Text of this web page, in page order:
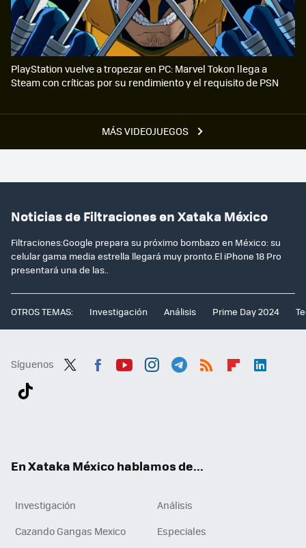
MÁS VIDEOJUEGOS
PlayStation vuelve a tropezar en PC: Marvel Tokon llega a
Steam con críticas por su rendimiento y el requisito de PSN
Noticias de Filtraciones en Xataka México
Filtraciones:Google prepara su próximo bombazo en México: su
celular gama media estrella llegará muy pronto.El iPhone 18 Pro
presentará una de las..
OTROS TEMAS: Investigación Análisis Prime Day 2024
Síguenos
En Xataka México hablamos de...
Investigación
Análisis
Cazando Gangas Mexico
Especiales